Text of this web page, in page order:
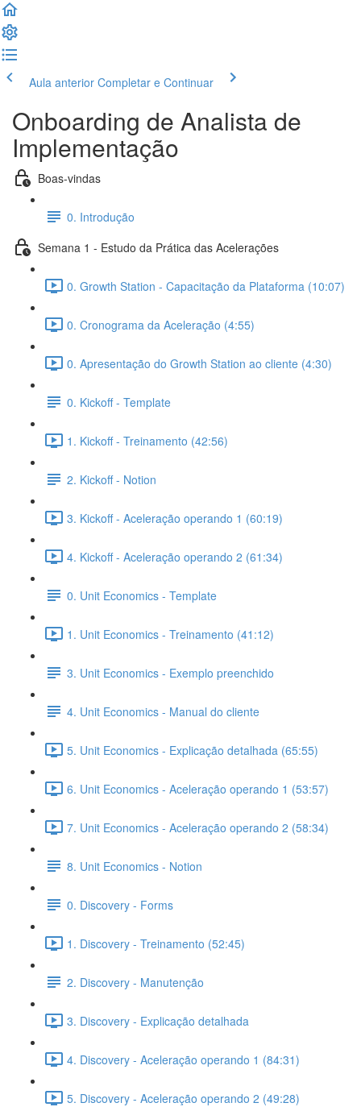
Aula anterior Completar e Continuar
Onboarding de Analista de
Implementação
Boas-vindas
0. Introdução
Semana 1 - Estudo da Prática das Acelerações
0. Growth Station - Capacitação da Plataforma (10:07)
0. Cronograma da Aceleração (4:55)
0. Apresentação do Growth Station ao cliente (4:30)
0. Kickoff - Template
1. Kickoff - Treinamento (42:56)
2. Kickoff - Notion
3. Kickoff - Aceleração operando 1 (60:19)
4. Kickoff - Aceleração operando 2 (61:34)
0. Unit Economics - Template
1. Unit Economics - Treinamento (41:12)
3. Unit Economics - Exemplo preenchido
4. Unit Economics - Manual do cliente
5. Unit Economics - Explicação detalhada (65:55)
6. Unit Economics - Aceleração operando 1 (53:57)
7. Unit Economics - Aceleração operando 2 (58:34)
8. Unit Economics - Notion
0. Discovery - Forms
1. Discovery - Treinamento (52:45)
2. Discovery - Manutenção
3. Discovery - Explicação detalhada
4. Discovery - Aceleração operando 1 (84:31)
5. Discovery - Aceleração operando 2 (49:28)